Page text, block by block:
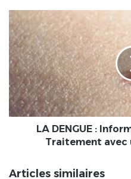
communal
de
l’année
2021
LA
DENGUE
:
Information
et
Prévention.
Traitement
avec
un
LA DENGUE :
Traitement avec
Articles similaires